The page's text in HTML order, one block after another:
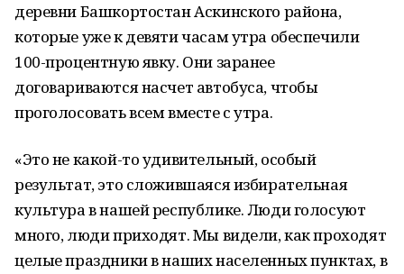
деревни Башкортостан Аскинского района,
которые уже к девяти часам утра обеспечили
100-процентную явку. Они заранее
договариваются насчет автобуса, чтобы
проголосовать всем вместе с утра.
«Это не какой-то удивительный, особый
результат, это сложившаяся избирательная
культура в нашей республике. Люди голосуют
много, люди приходят. Мы видели, как проходят
целые праздники в наших населенных пунктах, в